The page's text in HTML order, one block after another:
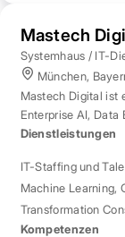
Mastech
Systemhaus / IT-
München,
Mastech Digital ist
Enterprise AI,
London aus betreut.
Dienstleistungen
IT-Staffing und
Machine Learning,
Transformation
Kompetenzen